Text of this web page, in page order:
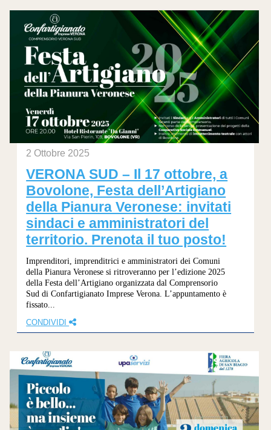
2 Ottobre 2025
VERONA SUD – Il 17 ottobre, a
Bovolone, Festa dell’Artigiano
della Pianura Veronese: invitati
sindaci e amministratori del
territorio. Prenota il tuo posto!
Imprenditori, imprenditrici e amministratori dei Comuni
della Pianura Veronese si ritroveranno per l’edizione 2025
della Festa dell’Artigiano organizzata dal Comprensorio
Sud di Confartigianato Imprese Verona. L’appuntamento è
fissato...
CONDIVIDI